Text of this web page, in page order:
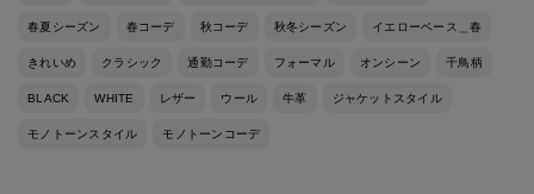
春夏シーズン 春コーデ 秋コーデ 秋冬シーズン イエローベース＿春
きれいめ クラシック 通勤コーデ フォーマル オンシーン 千鳥柄
BLACK WHITE レザー ウール 牛革 ジャケットスタイル
モノトーンスタイル モノトーンコーデ